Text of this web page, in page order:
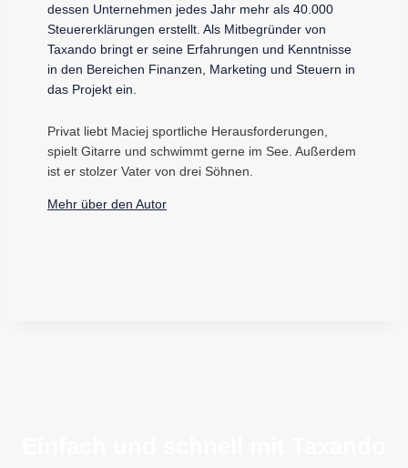
dessen Unternehmen jedes Jahr mehr als 40.000
Steuererklärungen erstellt. Als Mitbegründer von
Taxando bringt er seine Erfahrungen und Kenntnisse
in den Bereichen Finanzen, Marketing und Steuern in
das Projekt ein.
Privat liebt Maciej sportliche Herausforderungen,
spielt Gitarre und schwimmt gerne im See. Außerdem
ist er stolzer Vater von drei Söhnen.
Mehr über den Autor